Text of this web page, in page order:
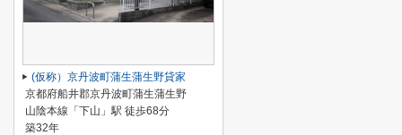
(仮称）京丹波町蒲生蒲生野貸家
京都府船井郡京丹波町蒲生蒲生野
山陰本線「下山」駅 徒歩68分
築32年